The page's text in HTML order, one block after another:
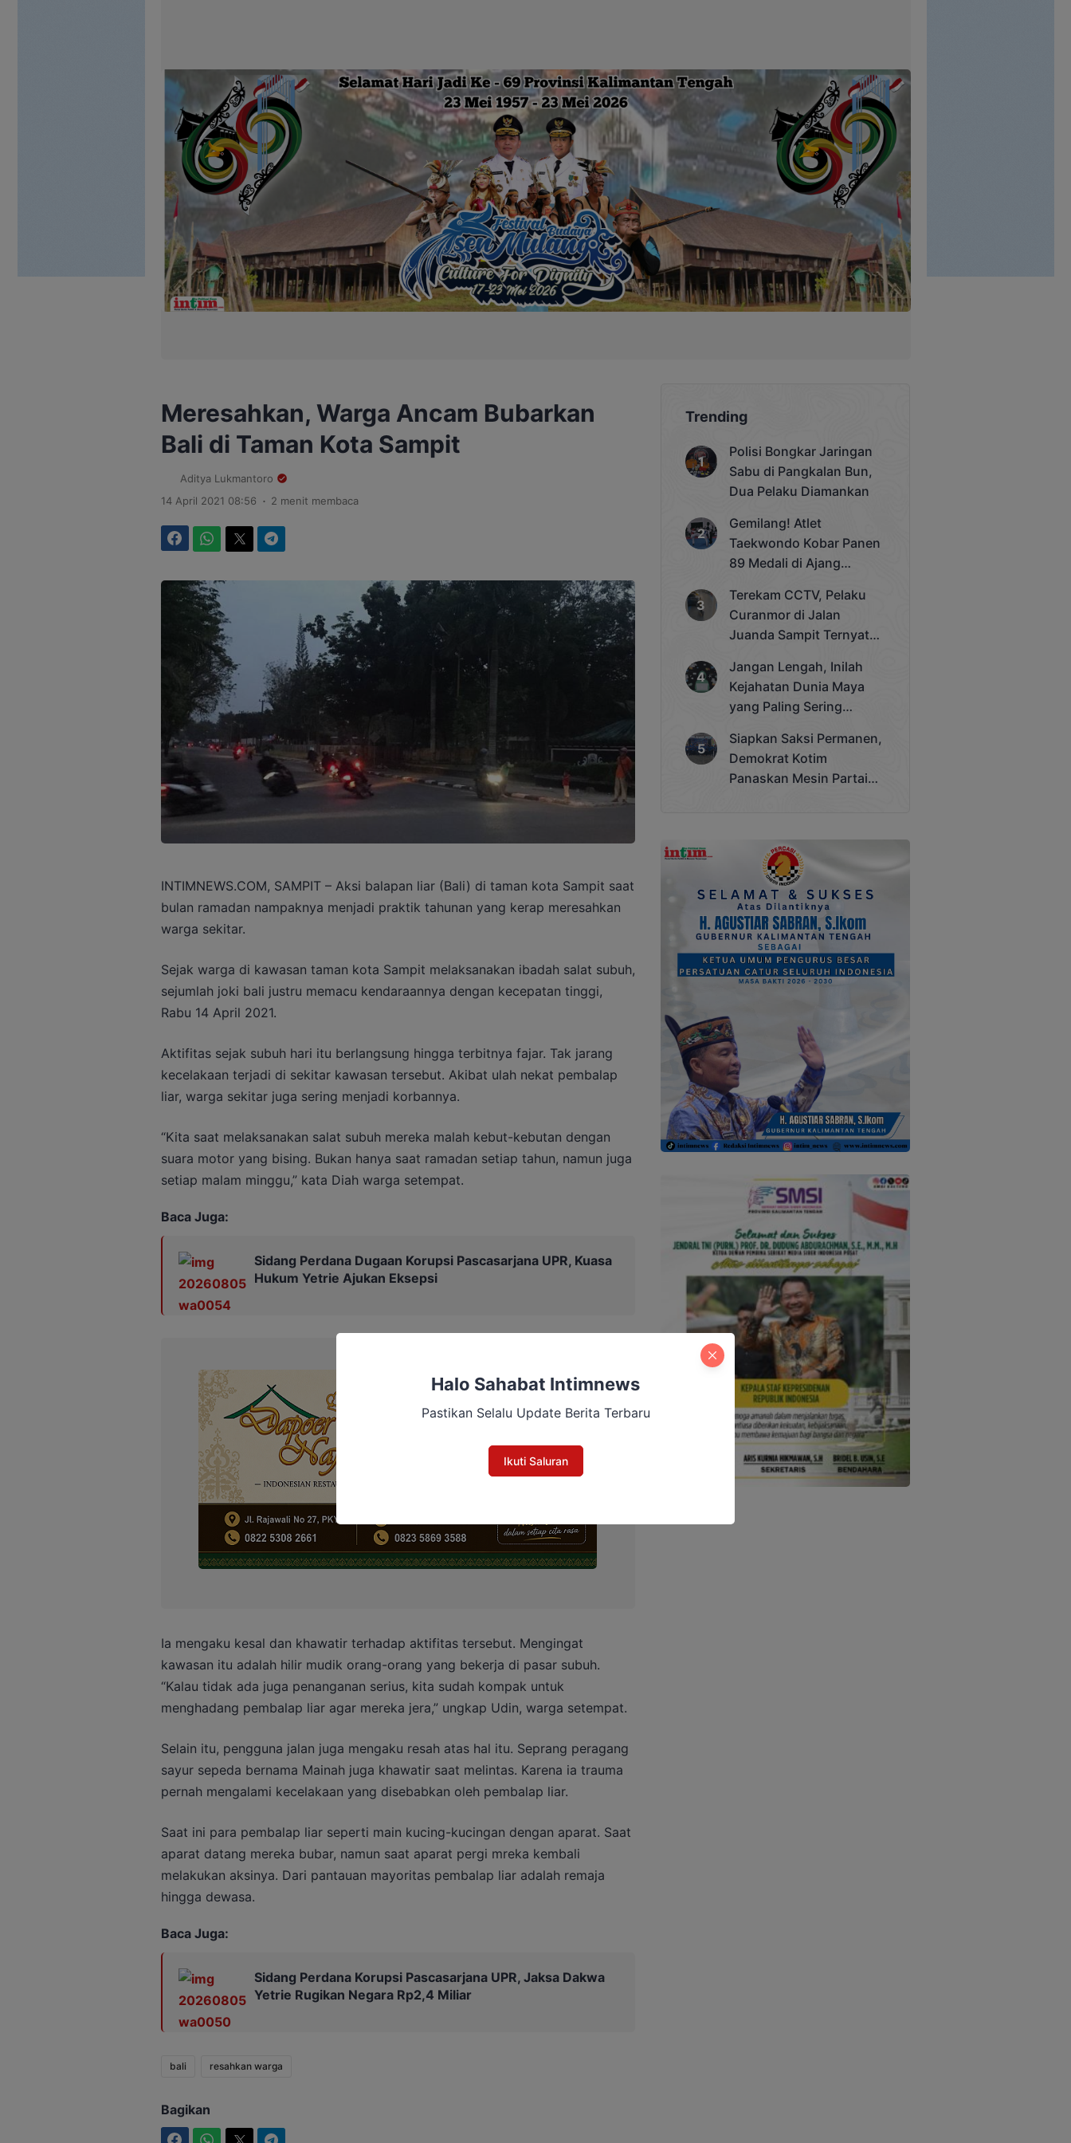
Meresahkan, Warga Ancam Bubarkan
Bali di Taman Kota Sampit
Aditya Lukmantoro
14 April 2021 08:56 . 2 menit membaca
INTIMNEWS.COM, SAMPIT – Aksi balapan liar (Bali) di taman kota Sampit saat
bulan ramadan nampaknya menjadi praktik tahunan yang kerap meresahkan
warga sekitar.
Sejak warga di kawasan taman kota Sampit melaksanakan ibadah salat subuh,
sejumlah joki bali justru memacu kendaraannya dengan kecepatan tinggi,
Rabu 14 April 2021.
Aktifitas sejak subuh hari itu berlangsung hingga terbitnya fajar. Tak jarang
kecelakaan terjadi di sekitar kawasan tersebut. Akibat ulah nekat pembalap
liar, warga sekitar juga sering menjadi korbannya.
“Kita saat melaksanakan salat subuh mereka malah kebut-kebutan dengan
suara motor yang bising. Bukan hanya saat ramadan setiap tahun, namun juga
setiap malam minggu,” kata Diah warga setempat.
Baca Juga:
Sidang Perdana Dugaan Korupsi Pascasarjana UPR, Kuasa
Hukum Yetrie Ajukan Eksepsi
Ia mengaku kesal dan khawatir terhadap aktifitas tersebut. Mengingat
kawasan itu adalah hilir mudik orang-orang yang bekerja di pasar subuh.
“Kalau tidak ada juga penanganan serius, kita sudah kompak untuk
menghadang pembalap liar agar mereka jera,” ungkap Udin, warga setempat.
Selain itu, pengguna jalan juga mengaku resah atas hal itu. Seprang peragang
sayur sepeda bernama Mainah juga khawatir saat melintas. Karena ia trauma
pernah mengalami kecelakaan yang disebabkan oleh pembalap liar.
Saat ini para pembalap liar seperti main kucing-kucingan dengan aparat. Saat
aparat datang mereka bubar, namun saat aparat pergi mreka kembali
melakukan aksinya. Dari pantauan mayoritas pembalap liar adalah remaja
hingga dewasa.
Baca Juga:
Sidang Perdana Korupsi Pascasarjana UPR, Jaksa Dakwa
Yetrie Rugikan Negara Rp2,4 Miliar
bali resahkan warga
Bagikan
Trending
Polisi Bongkar Jaringan
Sabu di Pangkalan Bun,
Dua Pelaku Diamankan
Gemilang! Atlet
Taekwondo Kobar Panen
89 Medali di Ajang
Cup 2025
Terekam CCTV, Pelaku
Curanmor di Jalan
Juanda Sampit Ternyata
Jangan Lengah, Inilah
Kejahatan Dunia Maya
yang Paling Sering
Siapkan Saksi Permanen,
Demokrat Kotim
Panaskan Mesin Partai
Halo Sahabat Intimnews
Pastikan Selalu Update Berita Terbaru
Ikuti Saluran